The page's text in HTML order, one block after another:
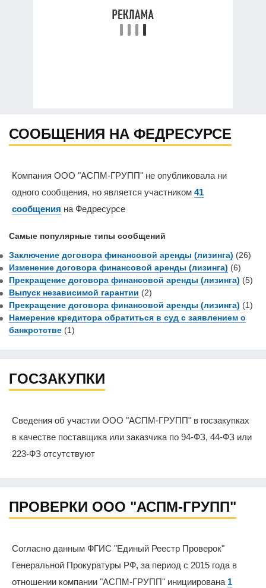
СООБЩЕНИЯ НА ФЕДРЕСУРСЕ
Компания ООО "АСПМ-ГРУПП" не опубликовала ни
одного сообщения, но является участником 41
сообщения на Федресурсе
Самые популярные типы сообщений
Заключение договора финансовой аренды (лизинга) (26)
Изменение договора финансовой аренды (лизинга) (6)
Прекращение договора финансовой аренды (лизинга) (5)
Выпуск независимой гарантии (2)
Прекращение договора финансовой аренды (лизинга) (1)
Намерение кредитора обратиться в суд с заявлением о
банкротстве (1)
ГОСЗАКУПКИ
Сведения об участии ООО "АСПМ-ГРУПП" в госзакупках
в качестве поставщика или заказчика по 94-ФЗ, 44-ФЗ или
223-ФЗ отсутствуют
ПРОВЕРКИ ООО "АСПМ-ГРУПП"
Согласно данным ФГИС "Единый Реестр Проверок"
Генеральной Прокуратуры РФ, за период с 2015 года в
отношении компании "АСПМ-ГРУПП" инициирована 1